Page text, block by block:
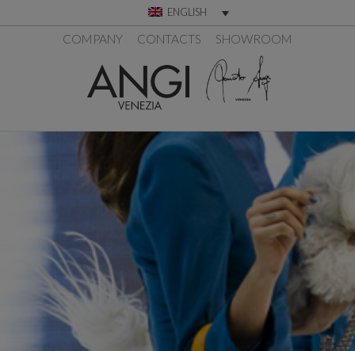
ENGLISH
COMPANY CONTACTS SHOWROOM